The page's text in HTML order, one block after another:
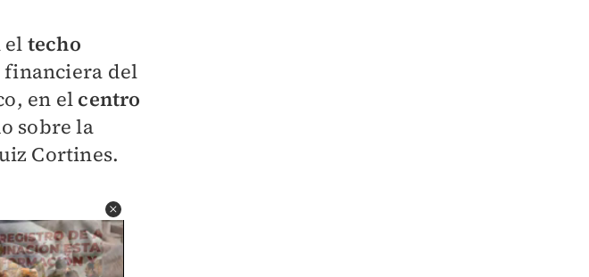
eltecho
del
en elcentro
sobre la
Cortines.